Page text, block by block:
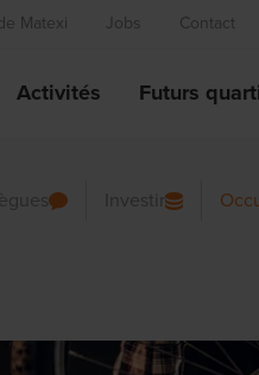
Matexi Jobs Contact
Activités Futurs
Investir